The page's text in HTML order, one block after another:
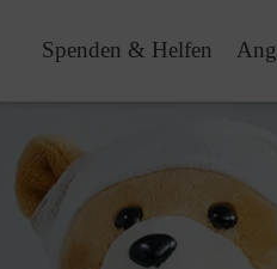
Spenden & Helfen